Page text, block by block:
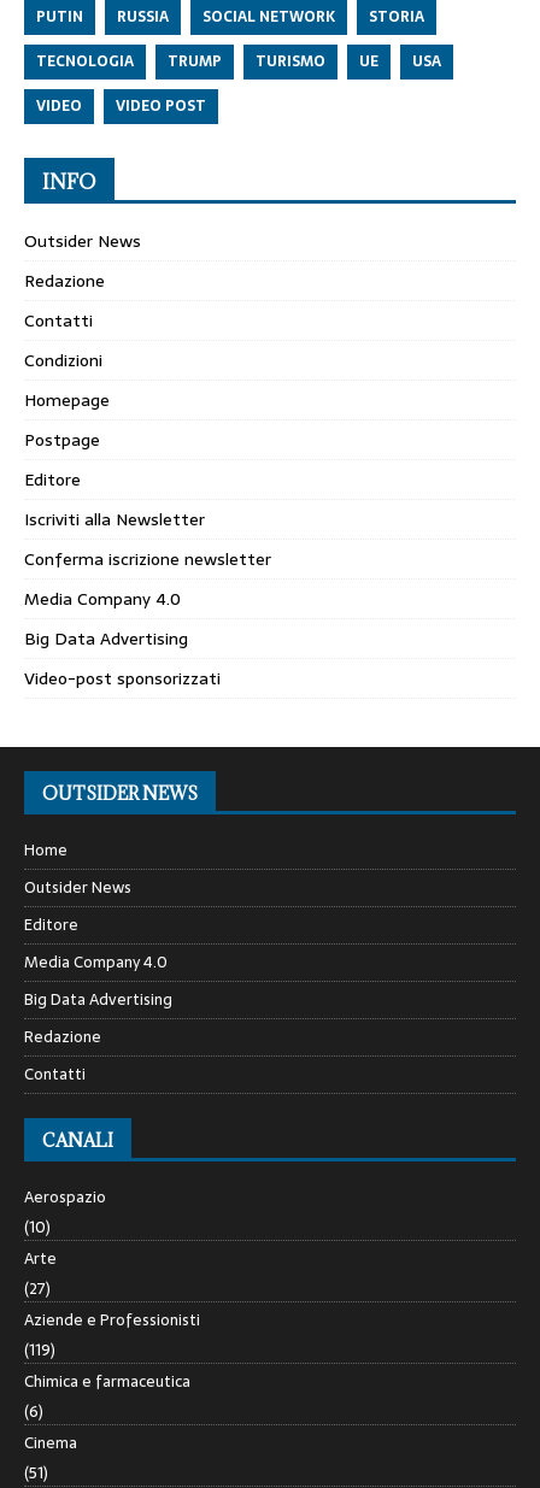
PUTIN RUSSIA SOCIAL NETWORK
STORIA
TECNOLOGIA
TRUMP TURISMO UE
USA
VIDEO
VIDEO POST
INFO
Outsider News
Redazione
Contatti
Condizioni
Homepage
Postpage
Editore
Iscriviti alla Newsletter
Conferma iscrizione newsletter
Media Company 4.0
Big Data Advertising
Video-post sponsorizzati
OUTSIDER NEWS
Home
Outsider News
Editore
Media Company 4.0
Big Data Advertising
Redazione
Contatti
CANALI
Aerospazio
(10)
Arte
(27)
Aziende e Professionisti
(119)
Chimica e farmaceutica
(6)
Cinema
(51)